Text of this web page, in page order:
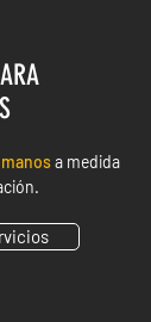
a medida